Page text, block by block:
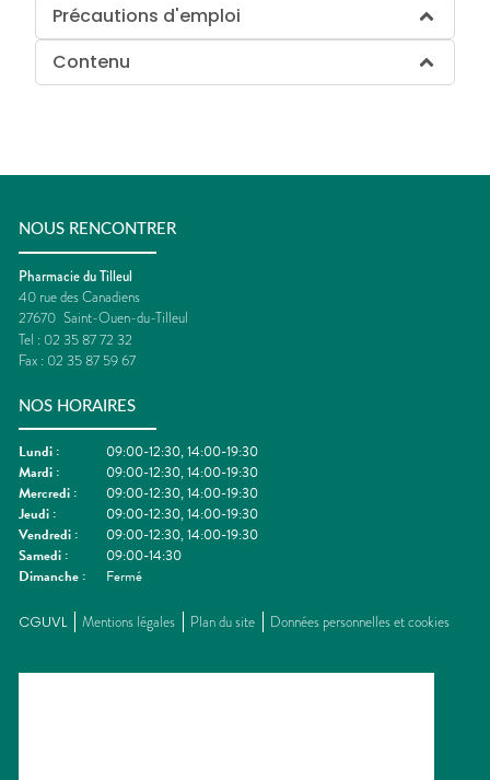
Précautions d'emploi
Contenu
NOUS RENCONTRER
Pharmacie du Tilleul
40 rue des Canadiens
27670 Saint-Ouen-du-Tilleul
Tel : 02 35 87 72 32
Fax : 02 35 87 59 67
NOS HORAIRES
Lundi :
09:00-12:30, 14:00-19:30
Mardi :
09:00-12:30, 14:00-19:30
Mercredi :
09:00-12:30, 14:00-19:30
Jeudi :
09:00-12:30, 14:00-19:30
Vendredi :
09:00-12:30, 14:00-19:30
Samedi :
09:00-14:30
Dimanche : Fermé
CGUVL Mentions légales Plan du site Données personnelles et cookies